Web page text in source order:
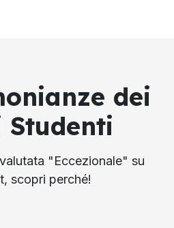
dei
Studenti
"Eccezionale" su
scopri perché!